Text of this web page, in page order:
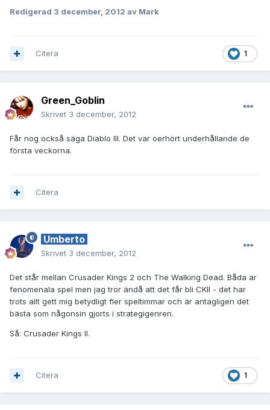
Redigerad 3 december, 2012 av Mark
1
Citera
Green_Goblin
Skrivet 3 december, 2012
Får nog också säga Diablo III. Det var oerhört underhållande de
första veckorna.
Citera
Umberto
Skrivet 3 december, 2012
Det står mellan Crusader Kings 2 och The Walking Dead. Båda är
fenomenala spel men jag tror ändå att det får bli CKII - det har
trots allt gett mig betydligt fler speltimmar och är antagligen det
bästa som någonsin gjorts i strategigenren.
Så: Crusader Kings II.
1
Citera